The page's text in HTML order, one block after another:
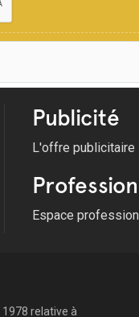
Publicité
L'offre publicitaire
Espace
relative à